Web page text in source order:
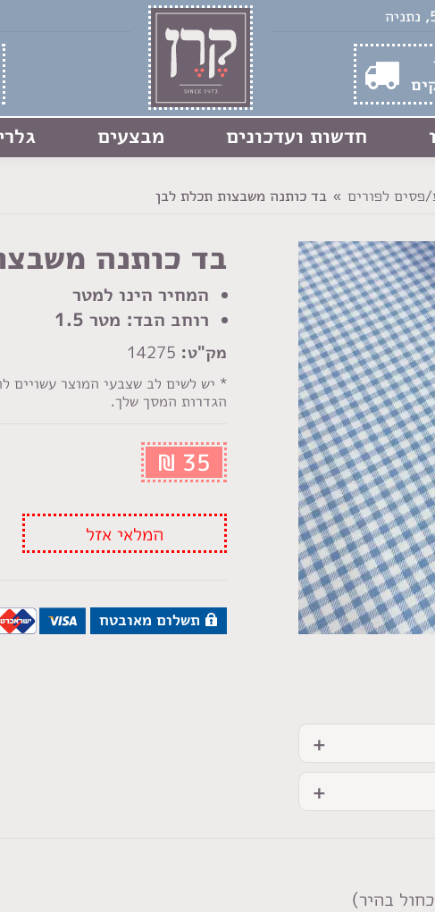
חדשות ועדכונים מבצעים
פסים לפורים בד כותנה משבצות תכלת לבן
בד כותנה
המחיר הינו למטר
רוחב הבד: מטר 1.5
מק"ט:
* יש לשים לב שצבעי המוצר עשויים
הגדרות המסך שלך.
₪ 35
המלאי אזל
תשלום מאובטח
בהיר)